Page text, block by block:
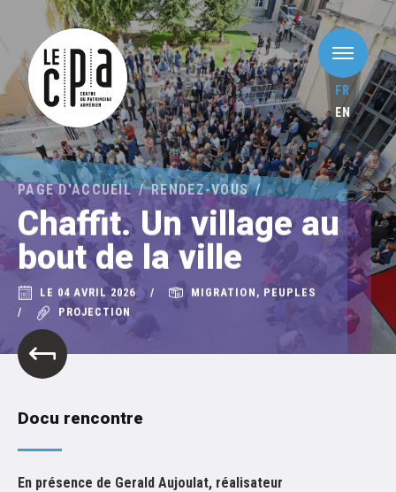
FR
EN
PAGE D'ACCUEIL RENDEZ-VOUS
Chaffit. Un village au
bout de la ville
LE 04 AVRIL 2026
MIGRATION, PEUPLES
PROJECTION
Docu rencontre
En présence de Gerald Aujoulat, réalisateur